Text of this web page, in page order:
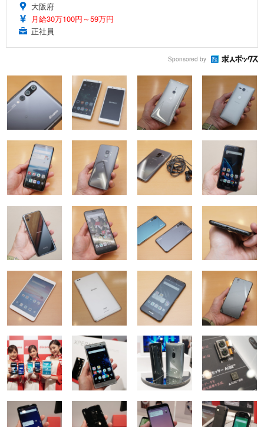
大阪府
月給30万100円～59万円
正社員
Sponsored by